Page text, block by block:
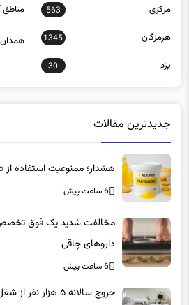
مرکزی 563 مناطق
هرمزگان 1345 همدان
یزد 30
جدیدترین مقالات
هشدار؛ ممنوعیت استفاده از
6 ساعت پیش
مخالفت شدید یک فوق تخصص
داروهای چاقی
6 ساعت پیش
خروج سالانه ۵